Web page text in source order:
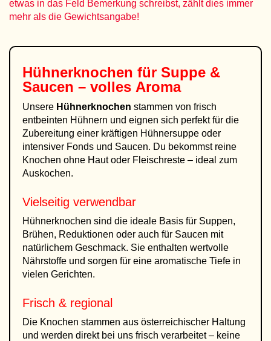
etwas in das Feld Bemerkung schreibst, zählt dies immer
mehr als die Gewichtsangabe!
Hühnerknochen für Suppe &
Saucen – volles Aroma
Unsere Hühnerknochen stammen von frisch
entbeinten Hühnern und eignen sich perfekt für die
Zubereitung einer kräftigen Hühnersuppe oder
intensiver Fonds und Saucen. Du bekommst reine
Knochen ohne Haut oder Fleischreste – ideal zum
Auskochen.
Vielseitig verwendbar
Hühnerknochen sind die ideale Basis für Suppen,
Brühen, Reduktionen oder auch für Saucen mit
natürlichem Geschmack. Sie enthalten wertvolle
Nährstoffe und sorgen für eine aromatische Tiefe in
vielen Gerichten.
Frisch & regional
Die Knochen stammen aus österreichischer Haltung
und werden direkt bei uns frisch verarbeitet – keine